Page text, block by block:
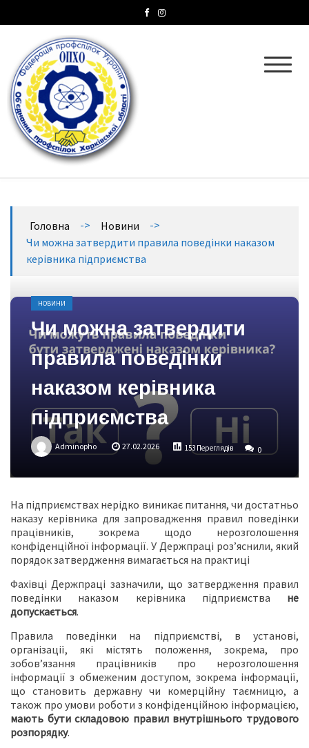
Головна -> Новини
->
Чи можна затвердити правила поведінки наказом
керівника підприємства
НОВИНИ
Чи можна затвердити
правила поведінки
наказом керівника
підприємства
Adminopho 27.02.2026 153 Переглядів 0
На підприємствах нерідко виникає питання, чи достатньо
наказу керівника для запровадження правил поведінки
працівників, зокрема щодо нерозголошення
конфіденційної інформації. У Держпраці роз’яснили, який
порядок затвердження вимагається на практиці
Фахівці Держпраці зазначили, що затвердження правил
поведінки наказом керівника підприємства не
допускається.
Правила поведінки на підприємстві, в установі,
організації, які містять положення, зокрема, про
зобов’язання працівників про нерозголошення
інформації з обмеженим доступом, зокрема інформації,
що становить державну чи комерційну таємницю, а
також про умови роботи з конфіденційною інформацією,
мають бути складовою правил внутрішнього трудового
розпорядку.